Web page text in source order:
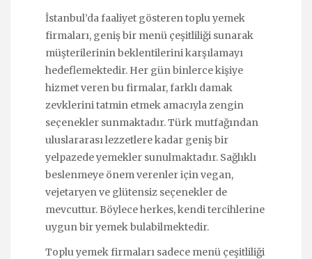
İstanbul’da faaliyet gösteren toplu yemek
firmaları, geniş bir menü çeşitliliği sunarak
müşterilerinin beklentilerini karşılamayı
hedeflemektedir. Her gün binlerce kişiye
hizmet veren bu firmalar, farklı damak
zevklerini tatmin etmek amacıyla zengin
seçenekler sunmaktadır. Türk mutfağından
uluslararası lezzetlere kadar geniş bir
yelpazede yemekler sunulmaktadır. Sağlıklı
beslenmeye önem verenler için vegan,
vejetaryen ve glütensiz seçenekler de
mevcuttur. Böylece herkes, kendi tercihlerine
uygun bir yemek bulabilmektedir.
Toplu yemek firmaları sadece menü çeşitliliği